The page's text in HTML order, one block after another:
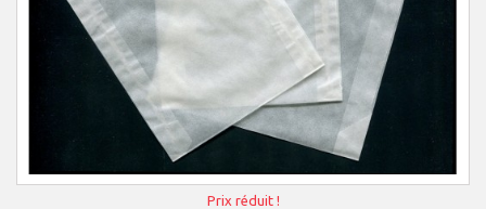
Prix réduit !